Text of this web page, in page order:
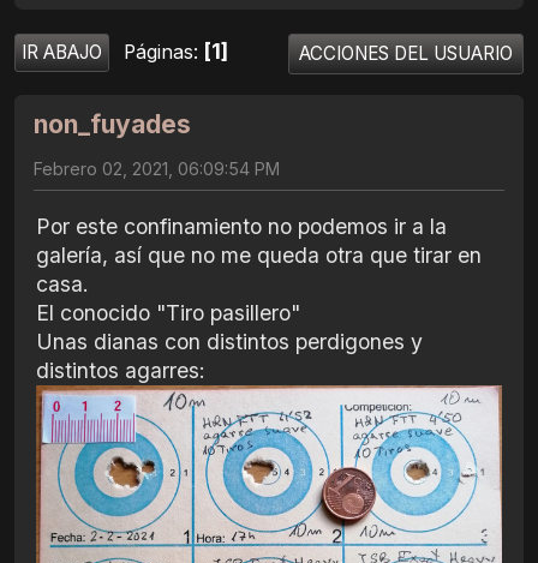
IR ABAJO Páginas 1 ACCIONES DEL USUARIO
non_fuyades
Febrero 02, 2021, 06:09:54 PM
Por este confinamiento no podemos ir a la
galería, así que no me queda otra que tirar en
casa.
El conocido "Tiro pasillero"
Unas dianas con distintos perdigones y
distintos agarres: